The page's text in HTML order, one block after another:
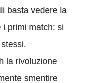
basta vedere la
i primi match: si
la rivoluzione
smentire